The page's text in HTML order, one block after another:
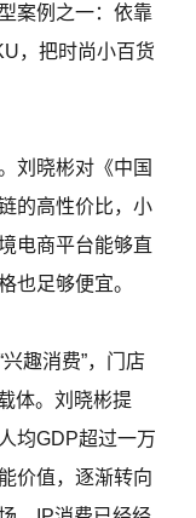
案例之一：依靠
，把时尚小百货
刘晓彬对《中国
的高性价比，小
电商平台能够直
也足够便宜。
趣消费”，门店
体。刘晓彬提
均GDP超过一万
价值，逐渐转向